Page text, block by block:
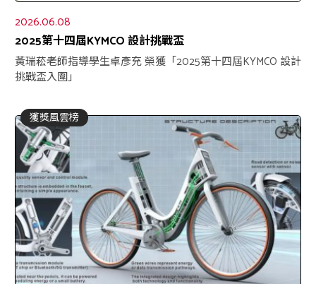
2026.06.08
2025第十四屆KYMCO 設計挑戰盃
黃瑞菘老師指導學生卓彥充 榮獲「2025第十四屆KYMCO 設計
挑戰盃入圍」
獲獎風雲榜